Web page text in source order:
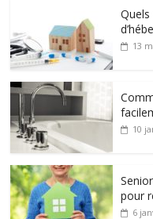
13
10
pour
6